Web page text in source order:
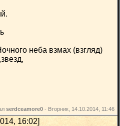
неба взмах (взгляд)
serdceamore0 - Вторник, 14.10.2014, 11:46
16:02]